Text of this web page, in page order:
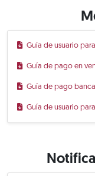
Guía de usuario
Guía de pago en
Guía de pago
Guía de usuario